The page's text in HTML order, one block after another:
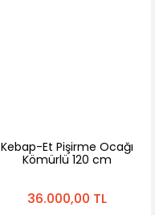
Kebap-Et Pişirme Ocağı
Kömürlü 120 cm
36.000,00 TL